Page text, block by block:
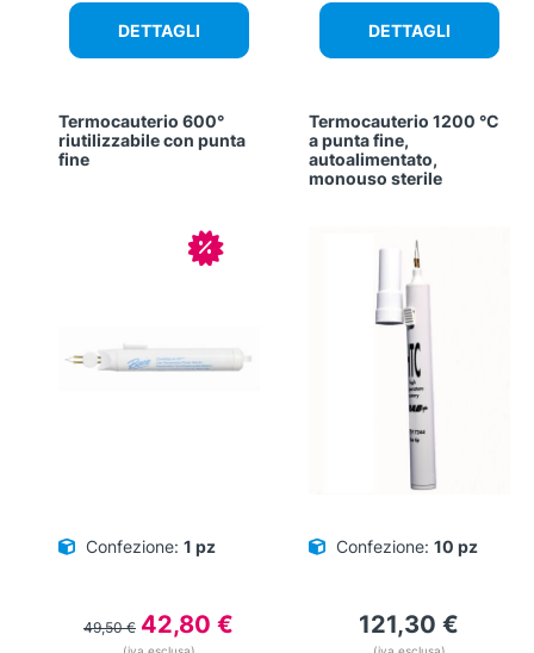
DETTAGLI DETTAGLI
Termocauterio 600°
riutilizzabile con punta
fine
In offerta!
Confezione: 1 pz
49,50€ Il
prezzo
42,80 €
Termocauterio 1200 °C
a punta fine,
autoalimentato,
monouso sterile
Confezione: 10 pz
121,30 €